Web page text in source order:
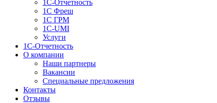
1С-Отчетность
1С Фреш
1С ГРМ
1C-UMI
Услуги
1С-Отчетность
О компании
Наши партнеры
Вакансии
Специальные предложения
Контакты
Отзывы